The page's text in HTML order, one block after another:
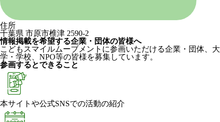
住所
千葉県 市原市椎津 2590-2
情報掲載を希望する企業・団体の皆様へ
こどもスマイルムーブメントに参画いただける企業・団体、大
学・学校、NPO等の皆様を募集しています。
参画するとできること
本サイトや公式SNSでの活動の紹介